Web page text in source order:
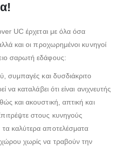
UC έρχεται με όλα όσα
και οι προχωρημένοι κυνηγοί
σαρωτή εδάφους:
συμπαγές και δυσδιάκριτο
να καταλάβει ότι είναι ανιχνευτής
και ακουστική, απτική και
στους κυνηγούς
καλύτερα αποτελέσματα
χωρίς να τραβούν την